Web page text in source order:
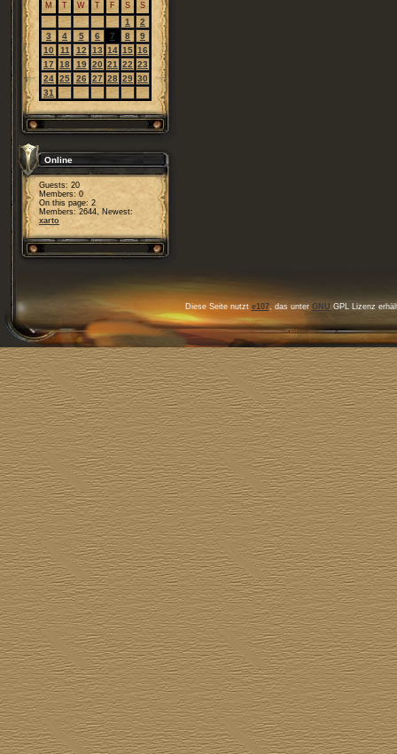
M T W T F S S
1
2
3
4 5 6 7 8
9
10
11 12 13 14 15 16
17 18 19 20 21 22 23
24 25 26 27 28 29 30
31
Online
Guests: 20
Members: 0
On this page: 2
Members: 2644, Newest:
xarto
Diese Seite nutzt e107, das unter GNU GPL Lizenz